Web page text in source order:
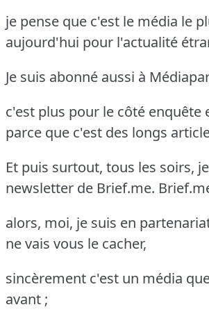
je pense que c'est le média le
aujourd'hui pour l'actualité
Je suis abonné aussi à
c'est plus pour le côté enquête
parce que c'est des longs
Et puis surtout, tous les soirs,
newsletter de Brief.me.
alors, moi, je suis en
ne vais vous le cacher,
sincèrement c'est un média
avant ;